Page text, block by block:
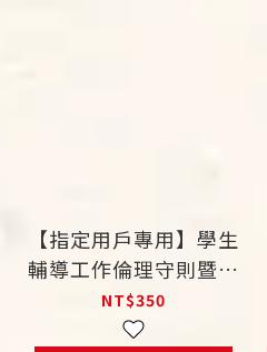
【指定用戶專用】學生
輔導工作倫理守則暨案
例分析
NT$350